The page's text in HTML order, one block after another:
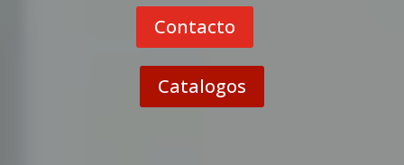
Contacto
Catalogos